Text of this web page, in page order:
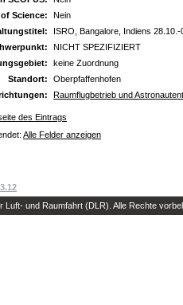
Science:
Nein
ISRO, Bangalore, Indiens 28.10.-
NICHT SPEZIFIZIERT
keine Zuordnung
Standort:
Oberpfaffenhofen
Raumflugbetrieb und
des Eintrags
Alle Felder anzeigen
und Raumfahrt (DLR). Alle Rechte